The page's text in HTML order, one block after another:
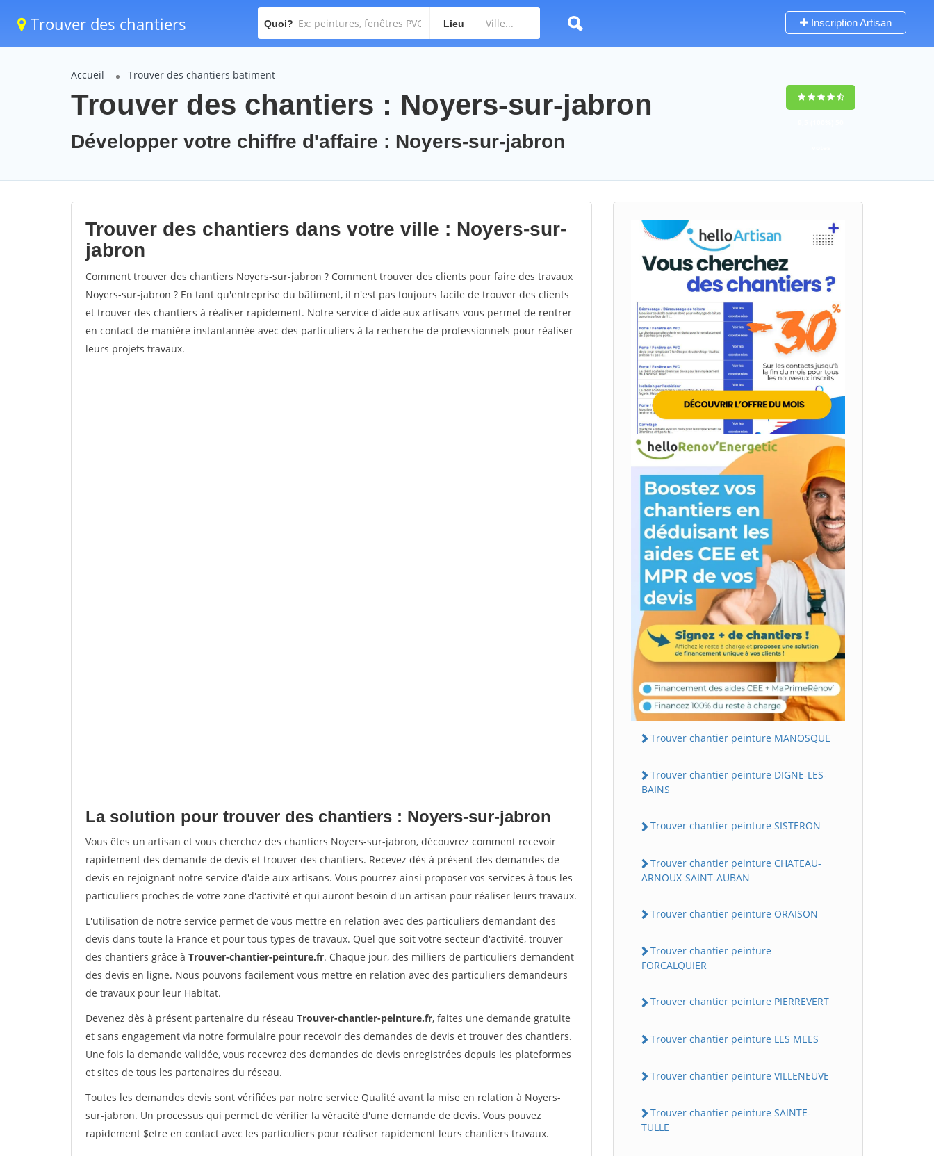
Trouver des chantiers Quoi? Lieu Inscription Artisan
Accueil Trouver des chantiers batiment
Trouver des chantiers : Noyers-sur-jabron
Développer votre chiffre d'affaire : Noyers-sur-jabron
Trouver des chantiers dans votre ville : Noyers-sur-
jabron
Comment trouver des chantiers Noyers-sur-jabron ? Comment trouver des clients pour faire des travaux
Noyers-sur-jabron ? En tant qu'entreprise du bâtiment, il n'est pas toujours facile de trouver des clients
et trouver des chantiers à réaliser rapidement. Notre service d'aide aux artisans vous permet de rentrer
en contact de manière instantannée avec des particuliers à la recherche de professionnels pour réaliser
leurs projets travaux.
La solution pour trouver des chantiers : Noyers-sur-jabron
Vous êtes un artisan et vous cherchez des chantiers Noyers-sur-jabron, découvrez comment recevoir
rapidement des demande de devis et trouver des chantiers. Recevez dès à présent des demandes de
devis en rejoignant notre service d'aide aux artisans. Vous pourrez ainsi proposer vos services à tous les
particuliers proches de votre zone d'activité et qui auront besoin d'un artisan pour réaliser leurs travaux.
L'utilisation de notre service permet de vous mettre en relation avec des particuliers demandant des
devis dans toute la France et pour tous types de travaux. Quel que soit votre secteur d'activité, trouver
des chantiers grâce à Trouver-chantier-peinture.fr. Chaque jour, des milliers de particuliers demandent
des devis en ligne. Nous pouvons facilement vous mettre en relation avec des particuliers demandeurs
de travaux pour leur Habitat.
Devenez dès à présent partenaire du réseau Trouver-chantier-peinture.fr, faites une demande gratuite
et sans engagement via notre formulaire pour recevoir des demandes de devis et trouver des chantiers.
Une fois la demande validée, vous recevrez des demandes de devis enregistrées depuis les plateformes
et sites de tous les partenaires du réseau.
Toutes les demandes devis sont vérifiées par notre service Qualité avant la mise en relation à Noyers-
sur-jabron. Un processus qui permet de vérifier la véracité d'une demande de devis. Vous pouvez
rapidement $etre en contact avec les particuliers pour réaliser rapidement leurs chantiers travaux.
Trouver chantier peinture MANOSQUE
Trouver chantier peinture DIGNE-LES-
BAINS
Trouver chantier peinture SISTERON
Trouver chantier peinture CHATEAU-
ARNOUX-SAINT-AUBAN
Trouver chantier peinture ORAISON
Trouver chantier peinture
FORCALQUIER
Trouver chantier peinture PIERREVERT
Trouver chantier peinture LES MEES
Trouver chantier peinture VILLENEUVE
Trouver chantier peinture SAINTE-
TULLE